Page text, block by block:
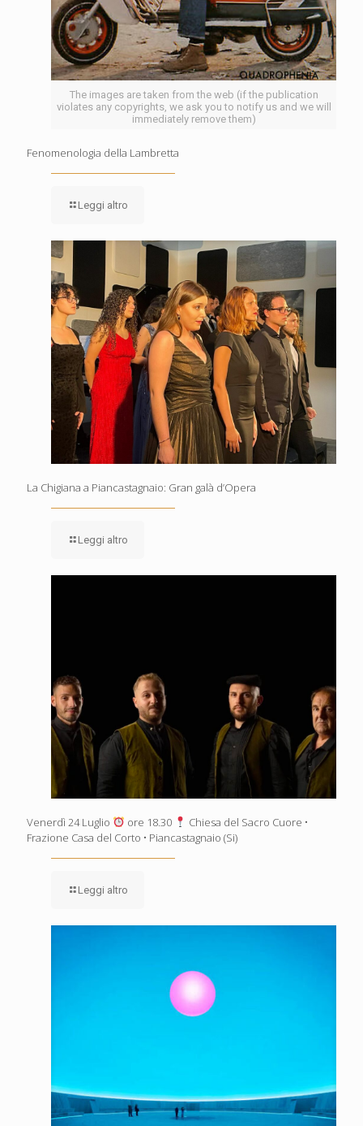
The images are taken from the web (if the publication
violates any copyrights, we ask you to notify us and we will
immediately remove them)
Fenomenologia della Lambretta
Leggi altro
La Chigiana a Piancastagnaio: Gran galà d’Opera
Leggi altro
Venerdì 24 Luglio ore 18.30
Chiesa del Sacro Cuore •
Frazione Casa del Corto • Piancastagnaio (Si)
Leggi altro